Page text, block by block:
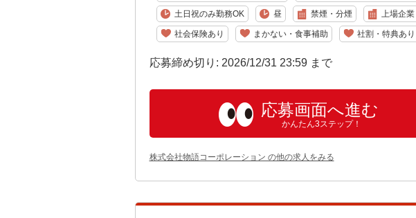
土日祝のみ勤務OK 昼 禁煙・分煙 上場企
社会保険あり まかない・食事補助 社割・特典あり
応募締め切り: 2026/12/31 23:59 まで
応募画面へ進む
かんたん3ステップ！
株式会社物語コーポレーション の他の求人をみる